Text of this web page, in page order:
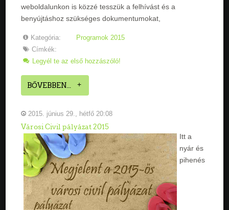
weboldalunkon is közzé tesszük a felhívást és a
benyújtáshoz szükséges dokumentumokat,
Kategória:
Programok 2015
Címkék:
Legyél te az első hozzászóló!
BŐVEBBEN...
2015. június 29., hétfő 20:08
Városi Civil pályázat 2015
Itt a
nyár és
pihenés